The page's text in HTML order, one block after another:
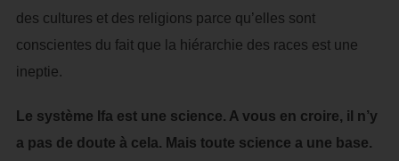
des cultures et des religions parce qu’elles sont
conscientes du fait que la hiérarchie des races est une
ineptie.
Le système Ifa est une science. A vous en croire, il n’y
a pas de doute à cela. Mais toute science a une base.